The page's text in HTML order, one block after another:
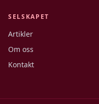
SELSKAPET
Artikler
Om oss
Kontakt